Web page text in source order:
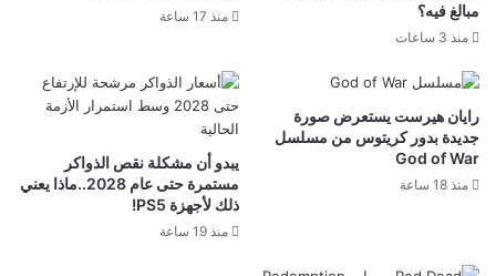
مبالغ فيه؟
منذ 3 ساعات
منذ 17 ساعة
رايان هيرست يستعرض صورة
جديدة بدور كريتوس من مسلسل
God of War
منذ 18 ساعة
يبدو أن مشكلة نقص الذواكر
مستمرة حتى عام 2028..ماذا يعني
ذلك لأجهزة PS5!
منذ 19 ساعة